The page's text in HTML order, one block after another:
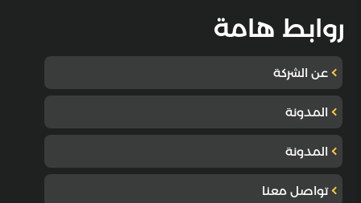
روابط هامة
عن الشركة
المدونة
المدونة
تواصل معنا